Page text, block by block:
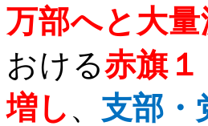
万部へと大量
おける赤旗
増し 、 支部・